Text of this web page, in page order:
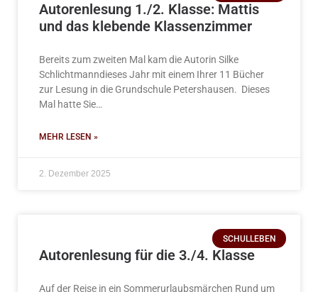
Autorenlesung 1./2. Klasse: Mattis
und das klebende Klassenzimmer
Bereits zum zweiten Mal kam die Autorin Silke
Schlichtmanndieses Jahr mit einem Ihrer 11 Bücher
zur Lesung in die Grundschule Petershausen. Dieses
Mal hatte Sie…
MEHR LESEN »
2. Dezember 2025
SCHULLEBEN
Autorenlesung für die 3./4. Klasse
Auf der Reise in ein Sommerurlaubsmärchen Rund um